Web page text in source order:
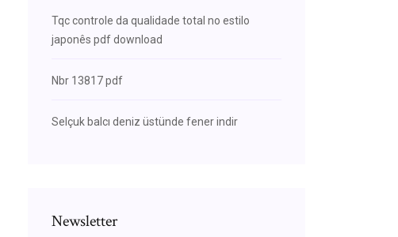
Tqc controle da qualidade total no estilo
japonês pdf download
Nbr 13817 pdf
Selçuk balcı deniz üstünde fener indir
Newsletter